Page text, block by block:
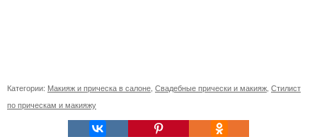
Категории: Макияж и прическа в салоне Свадебные прически и макияж Стилист
по прическам и макияжу